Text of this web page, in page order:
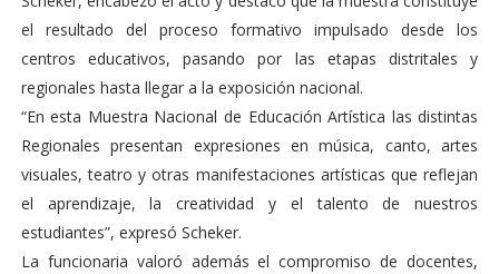
el resultado del proceso formativo impulsado desde los
centros educativos, pasando por las etapas distritales y
regionales hasta llegar a la exposición nacional.
“En esta Muestra Nacional de Educación Artística las distintas
Regionales presentan expresiones en música, canto, artes
visuales, teatro y otras manifestaciones artísticas que reflejan
el aprendizaje, la creatividad y el talento de nuestros
estudiantes”, expresó Scheker.
La funcionaria valoró además el compromiso de docentes,